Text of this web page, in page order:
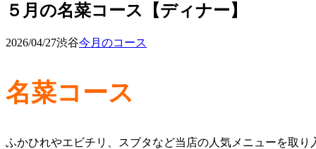
５月の名菜コース【ディナー】
2026/04/27渋谷今月のコース
名菜コース
ふかひれやエビチリ、スブタなど当店の人気メニューを取り